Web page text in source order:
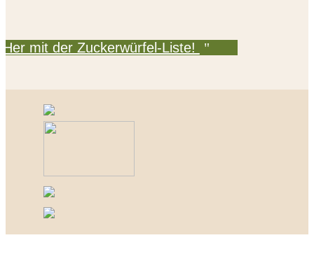
Her mit der Zuckerwürfel-Liste!